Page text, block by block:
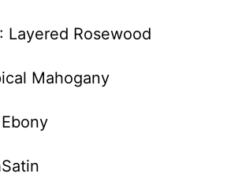
Layered Rosewood
Mahogany